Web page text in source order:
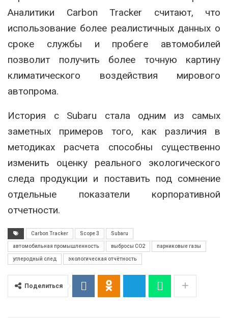
Аналитики Carbon Tracker считают, что
использование более реалистичных данных о
сроке службы и пробеге автомобилей
позволит получить более точную картину
климатического воздействия мирового
автопрома.
История с Subaru стала одним из самых
заметных примеров того, как различия в
методиках расчета способны существенно
изменить оценку реального экологического
следа продукции и поставить под сомнение
отдельные показатели корпоративной
отчетности.
Carbon Tracker Scope 3 Subaru
автомобильная промышленность выбросы CO2 парниковые газы
углеродный след экологическая отчётность
Поделиться